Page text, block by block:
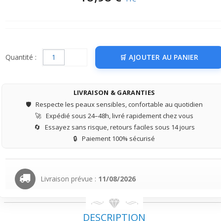
Quantité : AJOUTER AU PANIER
LIVRAISON & GARANTIES
🛡️ Respecte les peaux sensibles, confortable au quotidien
🚀 Expédié sous 24–48h, livré rapidement chez vous
🔄 Essayez sans risque, retours faciles sous 14 jours
🔒 Paiement 100% sécurisé
Livraison prévue : 11/08/2026
DESCRIPTION